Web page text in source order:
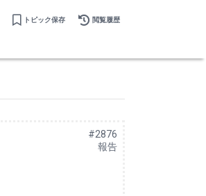
トピック保存 閲覧履歴
#2876
報告